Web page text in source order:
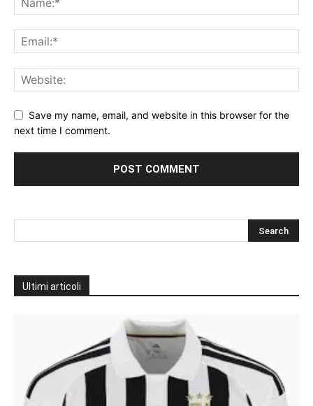
Save my name, email, and website in this browser for the
next time I comment.
Ultimi articoli